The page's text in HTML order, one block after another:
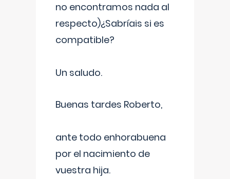
no encontramos nada al
respecto)¿Sabríais si es
compatible?
Un saludo.
Buenas tardes Roberto,
ante todo enhorabuena
por el nacimiento de
vuestra hija.